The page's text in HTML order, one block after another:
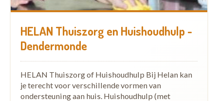
HELAN Thuiszorg en Huishoudhulp -
Dendermonde
HELAN Thuiszorg of Huishoudhulp Bij Helan kan
je terecht voor verschillende vormen van
ondersteuning aan huis. Huishoudhulp (met